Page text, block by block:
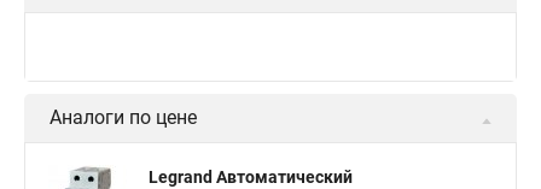
Аналоги по цене
Legrand Автоматический